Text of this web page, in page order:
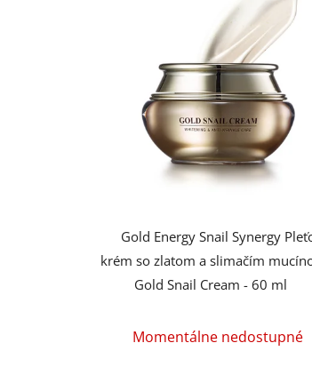
Gold Energy Snail Synergy
krém so zlatom a slimačím
Gold Snail Cream - 60 ml
hodnotenie
Momentálne nedostupné